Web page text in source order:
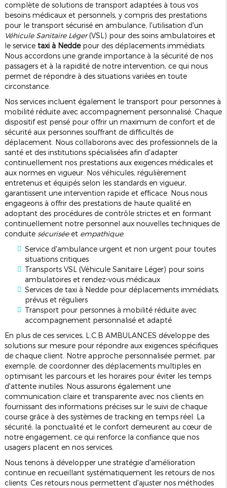
complète de solutions de transport adaptées à tous vos
besoins médicaux et personnels, y compris des prestations
pour le transport sécurisé en ambulance, l'utilisation d'un
Véhicule Sanitaire Léger(VSL) pour des soins ambulatoires et
le service taxi à Neddepour des déplacements immédiats.
Nous accordons une grande importance à la sécurité de nos
passagers et à la rapidité de notre intervention, ce qui nous
permet de répondre à des situations variées en toute
circonstance.
Nos services incluent également le transport pour personnes à
mobilité réduite avec accompagnement personnalisé. Chaque
dispositif est pensé pour offrir un maximum de confort et de
sécurité aux personnes souffrant de difficultés de
déplacement. Nous collaborons avec des professionnels de la
santé et des institutions spécialisées afin d'adapter
continuellement nos prestations aux exigences médicales et
aux normes en vigueur. Nos véhicules, régulièrement
entretenus et équipés selon les standards en vigueur,
garantissent une intervention rapide et efficace. Nous nous
engageons à offrir des prestations de haute qualité en
adoptant des procédures de contrôle strictes et en formant
continuellement notre personnel aux nouvelles techniques de
conduite sécuriséeet empathique.
Service d'ambulance urgent et non urgent pour toutes
situations critiques
Transports VSL (Véhicule Sanitaire Léger) pour soins
ambulatoires et rendez-vous médicaux
Services de taxi à Nedde pour déplacements immédiats,
prévus et réguliers
Transport pour personnes à mobilité réduite avec
accompagnement personnalisé et adapté
En plus de ces services, L.C.B AMBULANCES développe des
solutions sur mesure pour répondre aux exigences spécifiques
de chaque client. Notre approche personnalisée permet, par
exemple, de coordonner des déplacements multiples en
optimisant les parcours et les horaires pour éviter les temps
d'attente inutiles. Nous assurons également une
communication claire et transparente avec nos clients en
fournissant des informations précises sur le suivi de chaque
course grâce à des systèmes de tracking en temps réel. La
sécurité, la ponctualité et le confort demeurent au cœur de
notre engagement, ce qui renforce la confiance que nos
usagers placent en nos services.
Nous tenons à développer une stratégie d'amélioration
continue en recueillant systématiquement les retours de nos
clients. Ces retours nous permettent d'ajuster nos méthodes